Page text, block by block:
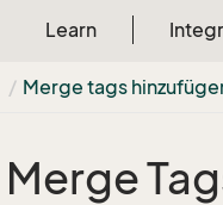
Learn
Merge tags
Merge